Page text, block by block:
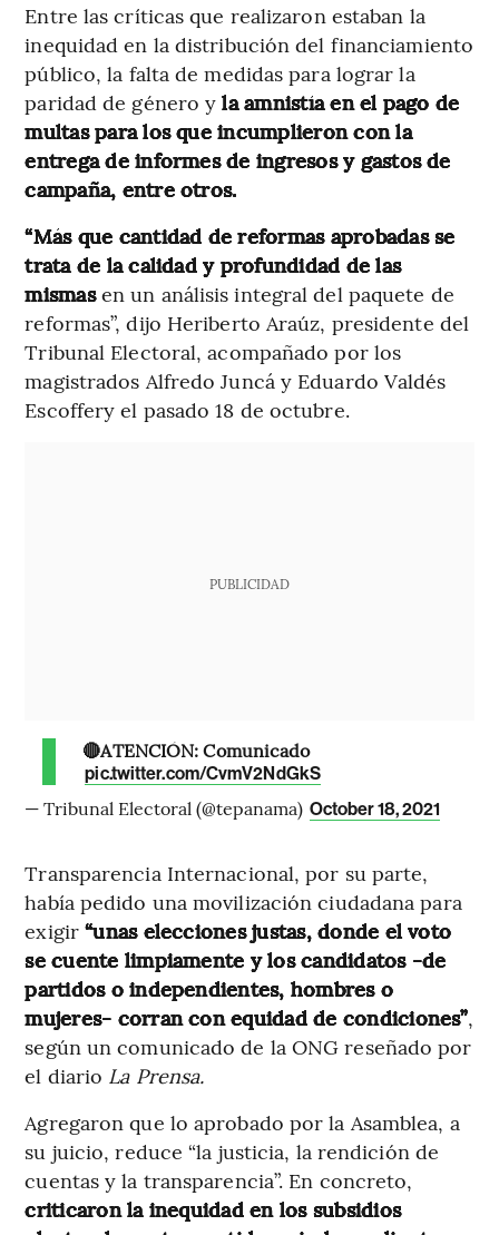
Entre las críticas que realizaron estaban la
inequidad en la distribución del financiamiento
público, la falta de medidas para lograr la
paridad de género yla amnistía en el pago de
multas para los que incumplieron con la
entrega de informes de ingresos y gastos de
campaña, entre otros.
“Más que cantidad de reformas aprobadas se
trata de la calidad y profundidad de las
mismasen un análisis integral del paquete de
reformas”, dijo Heriberto Araúz, presidente del
Tribunal Electoral, acompañado por los
magistrados Alfredo Juncá y Eduardo Valdés
Escoffery el pasado 18 de octubre.
PUBLICIDAD
🔴ATENCIÓN: Comunicado
pic.twitter.com/CvmV2NdGkS
— Tribunal Electoral (@tepanama) October 18, 2021
Transparencia Internacional, por su parte,
había pedido una movilización ciudadana para
exigir“unas elecciones justas, donde el voto
se cuente limpiamente y los candidatos -de
partidos o independientes, hombres o
mujeres- corran con equidad de condiciones”,
según un comunicado de la ONG reseñado por
el diario La Prensa.
Agregaron que lo aprobado por la Asamblea, a
su juicio, reduce “la justicia, la rendición de
cuentas y la transparencia”. En concreto,
criticaron la inequidad en los subsidios